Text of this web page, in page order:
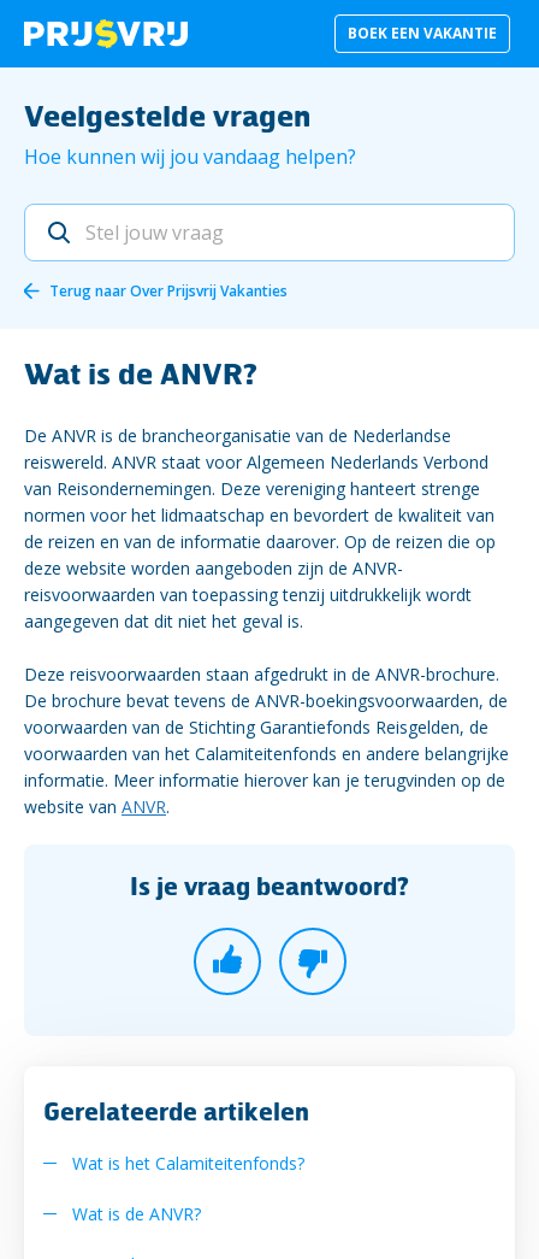
BOEK EEN VAKANTIE
Veelgestelde vragen
Hoe kunnen wij jou vandaag helpen?
Terug naarOver Prijsvrij Vakanties
Wat is de ANVR?
De ANVR is de brancheorganisatie van de Nederlandse
reiswereld. ANVR staat voor Algemeen Nederlands Verbond
van Reisondernemingen. Deze vereniging hanteert strenge
normen voor het lidmaatschap en bevordert de kwaliteit van
de reizen en van de informatie daarover. Op de reizen die op
deze website worden aangeboden zijn de ANVR-
reisvoorwaarden van toepassing tenzij uitdrukkelijk wordt
aangegeven dat dit niet het geval is.
Deze reisvoorwaarden staan afgedrukt in de ANVR-brochure.
De brochure bevat tevens de ANVR-boekingsvoorwaarden, de
voorwaarden van de Stichting Garantiefonds Reisgelden, de
voorwaarden van het Calamiteitenfonds en andere belangrijke
informatie. Meer informatie hierover kan je terugvinden op de
website van ANVR.
Is je vraag beantwoord?
Gerelateerde artikelen
Wat is het Calamiteitenfonds?
Wat is de ANVR?